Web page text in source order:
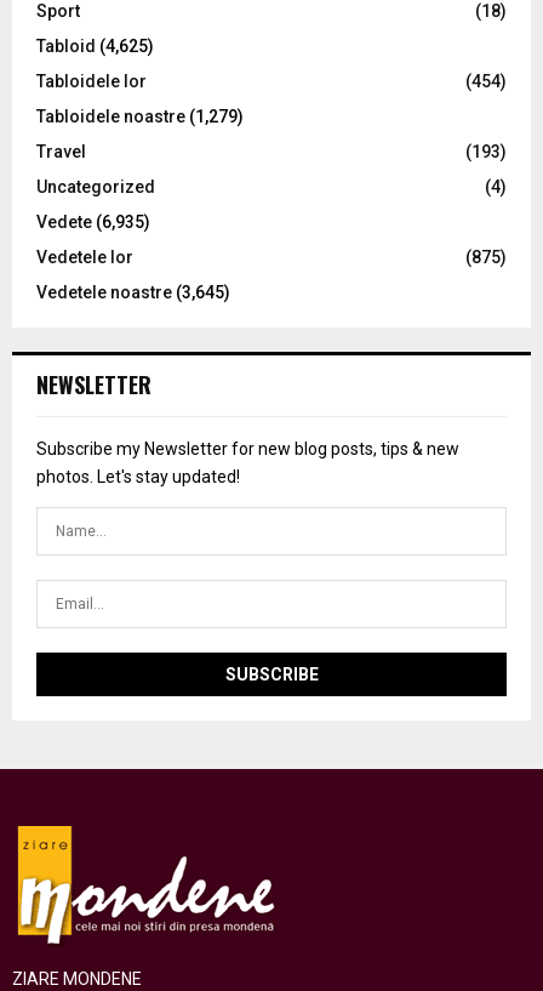
Sport
(18)
Tabloid (4,625)
Tabloidele lor
(454)
Tabloidele noastre (1,279)
Travel
(193)
Uncategorized
(4)
Vedete (6,935)
Vedetele lor
(875)
Vedetele noastre (3,645)
NEWSLETTER
Subscribe my Newsletter for new blog posts, tips & new
photos. Let's stay updated!
ZIARE MONDENE